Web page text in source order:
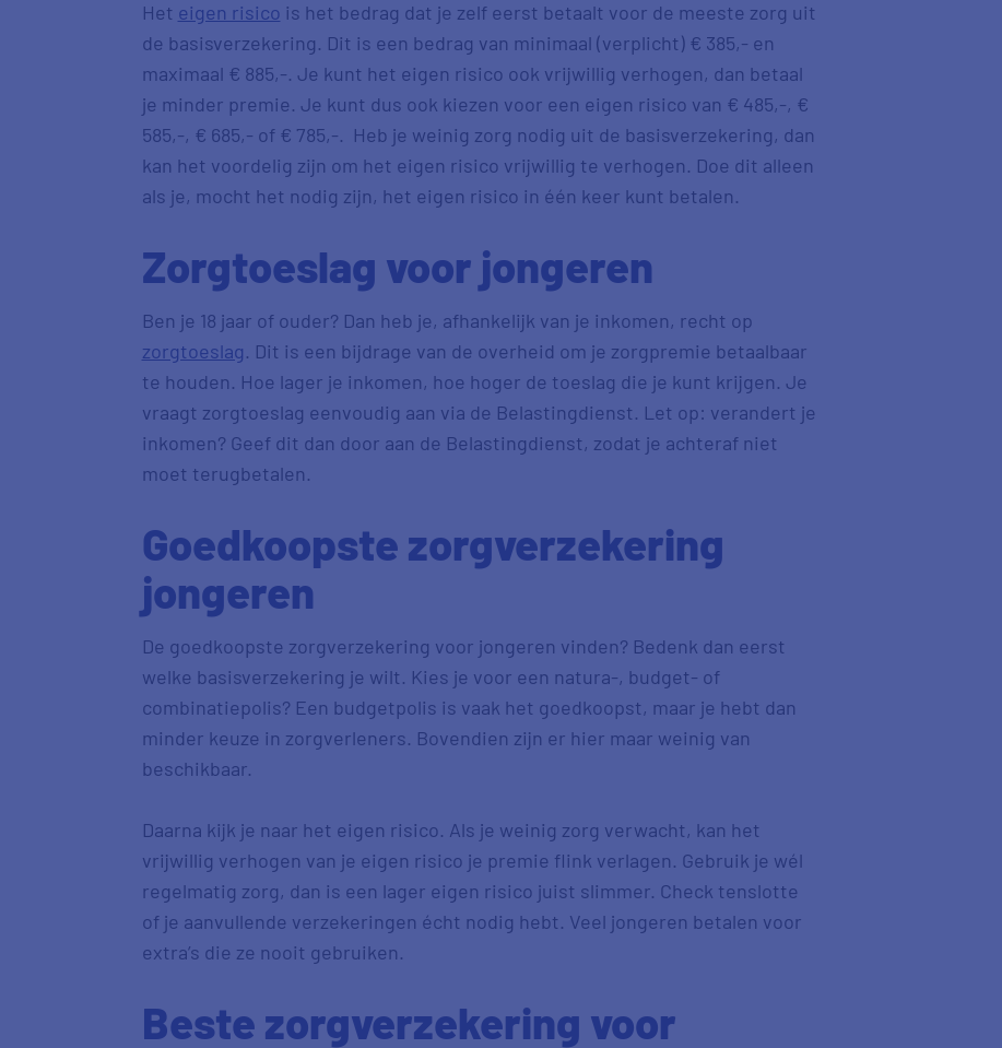
Het eigen risico is het bedrag dat je zelf eerst betaalt voor de meeste zorg uit
de basisverzekering. Dit is een bedrag van minimaal (verplicht) € 385,- en
maximaal € 885,-. Je kunt het eigen risico ook vrijwillig verhogen, dan betaal
je minder premie. Je kunt dus ook kiezen voor een eigen risico van € 485,-, €
585,-, € 685,- of € 785,-. Heb je weinig zorg nodig uit de basisverzekering, dan
kan het voordelig zijn om het eigen risico vrijwillig te verhogen. Doe dit alleen
als je, mocht het nodig zijn, het eigen risico in één keer kunt betalen.
Zorgtoeslag voor jongeren
Ben je 18 jaar of ouder? Dan heb je, afhankelijk van je inkomen, recht op
zorgtoeslag. Dit is een bijdrage van de overheid om je zorgpremie betaalbaar
te houden. Hoe lager je inkomen, hoe hoger de toeslag die je kunt krijgen. Je
vraagt zorgtoeslag eenvoudig aan via de Belastingdienst. Let op: verandert je
inkomen? Geef dit dan door aan de Belastingdienst, zodat je achteraf niet
moet terugbetalen.
Goedkoopste zorgverzekering
jongeren
De goedkoopste zorgverzekering voor jongeren vinden? Bedenk dan eerst
welke basisverzekering je wilt. Kies je voor een natura-, budget- of
combinatiepolis? Een budgetpolis is vaak het goedkoopst, maar je hebt dan
minder keuze in zorgverleners. Bovendien zijn er hier maar weinig van
beschikbaar.
Daarna kijk je naar het eigen risico. Als je weinig zorg verwacht, kan het
vrijwillig verhogen van je eigen risico je premie flink verlagen. Gebruik je wél
regelmatig zorg, dan is een lager eigen risico juist slimmer. Check tenslotte
of je aanvullende verzekeringen écht nodig hebt. Veel jongeren betalen voor
extra’s die ze nooit gebruiken.
Beste zorgverzekering voor